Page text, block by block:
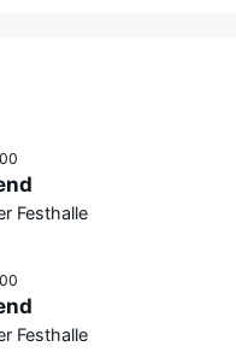
Festhalle
Festhalle